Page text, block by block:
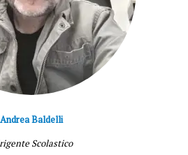
Andrea Baldelli
Scolastico